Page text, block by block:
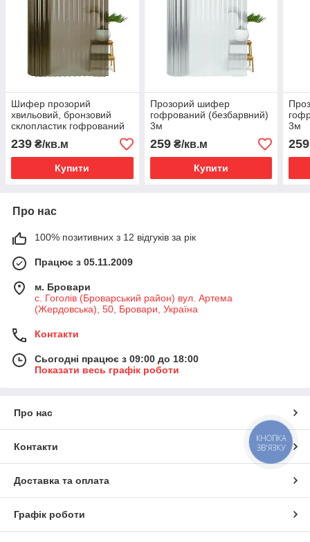
Шифер прозорий
хвильовий, бронзовий
склопластик гофрований
(Італія)
239 ₴/кв.м
Купити
Прозорий шифер
гофрований (безбарвний)
3м
259₴/кв.м
Купити
3м
259
Про нас
100% позитивних з 12 відгуків за рік
Працює з 05.11.2009
м. Бровари
с. Гоголів (Броварський район) вул. Артема
(Жердовська), 50, Бровари, Україна
Контакти
Сьогодні працює з 09:00 до 18:00
Показати весь графік роботи
Про нас
Контакти
Доставка та оплата
Графік роботи
КНОПКА
ЗВ'ЯЗКУ